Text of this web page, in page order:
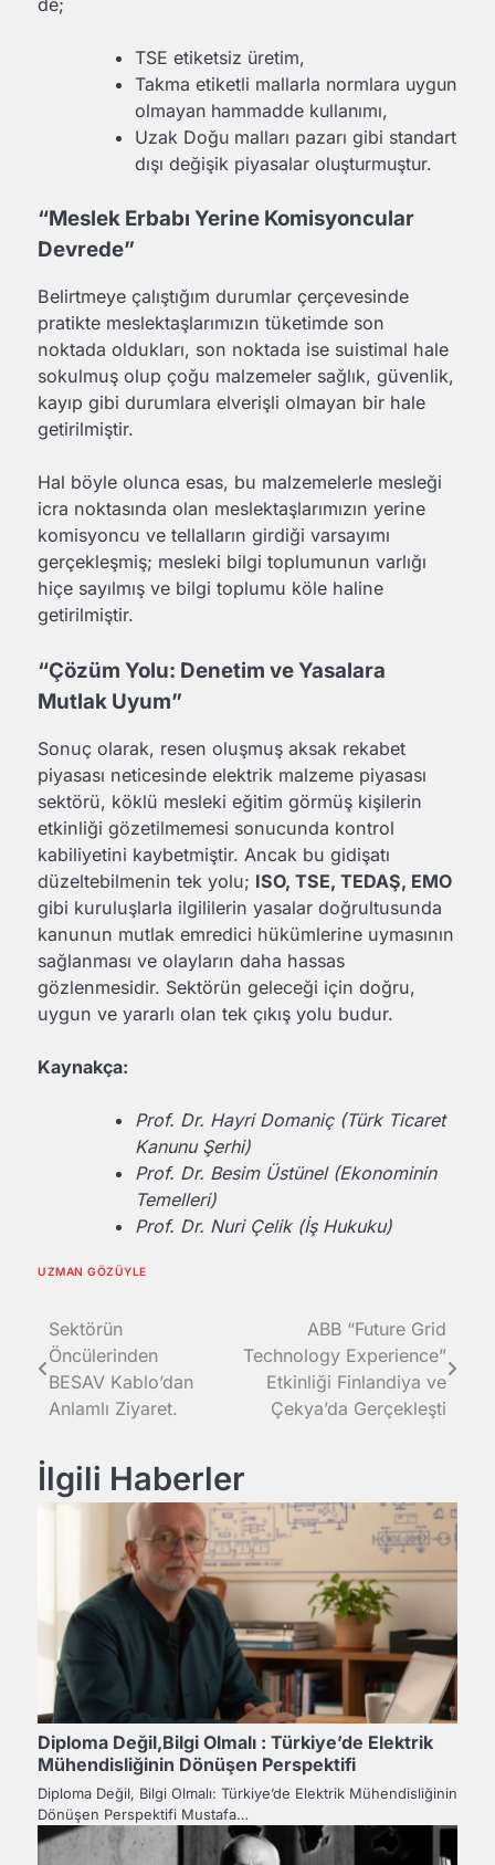
de;
TSE etiketsiz üretim,
Takma etiketli mallarla normlara uygun
olmayan hammadde kullanımı,
Uzak Doğu malları pazarı gibi standart
dışı değişik piyasalar oluşturmuştur.
“Meslek Erbabı Yerine Komisyoncular
Devrede”
Belirtmeye çalıştığım durumlar çerçevesinde
pratikte meslektaşlarımızın tüketimde son
noktada oldukları, son noktada ise suistimal hale
sokulmuş olup çoğu malzemeler sağlık, güvenlik,
kayıp gibi durumlara elverişli olmayan bir hale
getirilmiştir.
Hal böyle olunca esas, bu malzemelerle mesleği
icra noktasında olan meslektaşlarımızın yerine
komisyoncu ve tellalların girdiği varsayımı
gerçekleşmiş; mesleki bilgi toplumunun varlığı
hiçe sayılmış ve bilgi toplumu köle haline
getirilmiştir.
“Çözüm Yolu: Denetim ve Yasalara
Mutlak Uyum”
Sonuç olarak, resen oluşmuş aksak rekabet
piyasası neticesinde elektrik malzeme piyasası
sektörü, köklü mesleki eğitim görmüş kişilerin
etkinliği gözetilmemesi sonucunda kontrol
kabiliyetini kaybetmiştir. Ancak bu gidişatı
düzeltebilmenin tek yolu; ISO, TSE, TEDAŞ, EMO
gibi kuruluşlarla ilgililerin yasalar doğrultusunda
kanunun mutlak emredici hükümlerine uymasının
sağlanması ve olayların daha hassas
gözlenmesidir. Sektörün geleceği için doğru,
uygun ve yararlı olan tek çıkış yolu budur.
Kaynakça:
Prof. Dr. Hayri Domaniç (Türk Ticaret
Kanunu Şerhi)
Prof. Dr. Besim Üstünel (Ekonominin
Temelleri)
Prof. Dr. Nuri Çelik (İş Hukuku)
UZMAN GÖZÜYLE
Yazı
gezinmesi
Sektörün
Öncülerinden
BESAV Kablo’dan
Anlamlı Ziyaret.
ABB “Future Grid
Technology Experience”
Etkinliği Finlandiya ve
Çekya’da Gerçekleşti
İlgili Haberler
Diploma Değil,Bilgi Olmalı : Türkiye’de Elektrik
Mühendisliğinin Dönüşen Perspektifi
Diploma Değil, Bilgi Olmalı: Türkiye’de Elektrik Mühendisliğinin
Dönüşen Perspektifi Mustafa…